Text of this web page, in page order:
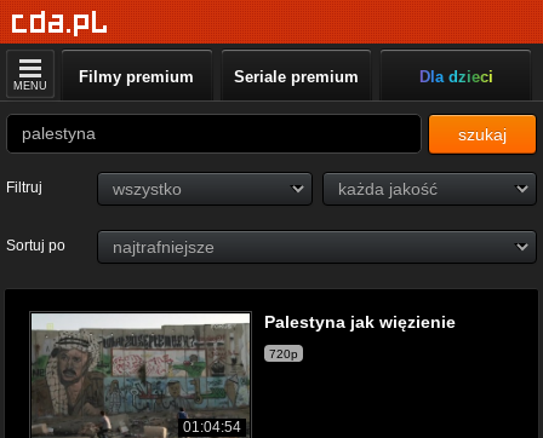
MENU Filmy premium Seriale premium Dla dzieci
szukaj
Filtruj
Sortuj po
01:04:54
Palestyna jak więzienie
720p